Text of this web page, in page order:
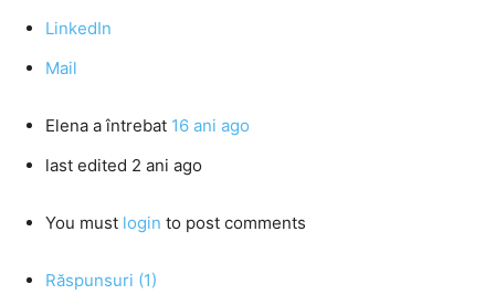
LinkedIn
Mail
Elena a întrebat 16 ani ago
last edited 2 ani ago
You must login to post comments
Răspunsuri (1)